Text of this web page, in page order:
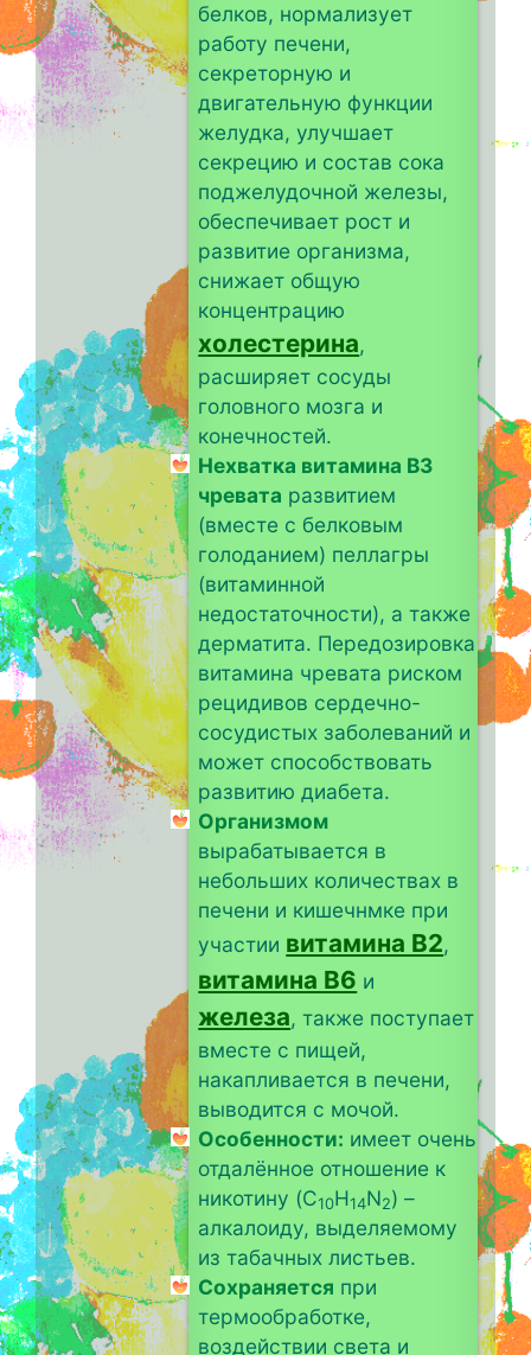
белков, нормализует
работу печени,
секреторную и
двигательную функции
желудка, улучшает
секрецию и состав сока
поджелудочной железы,
обеспечивает рост и
развитие организма,
снижает общую
концентрацию
холестерина,
расширяет сосуды
головного мозга и
конечностей.
Нехватка витамина B3
чревата развитием
(вместе с белковым
голоданием) пеллагры
(витаминной
недостаточности), а также
дерматита. Передозировка
витамина чревата риском
рецидивов сердечно-
сосудистых заболеваний и
может способствовать
развитию диабета.
Организмом
вырабатывается в
небольших количествах в
печени и кишечнмке при
участии витамина B2,
витамина B6 и
железа, также поступает
вместе с пищей,
накапливается в печени,
выводится с мочой.
Особенности: имеет очень
отдалённое отношение к
никотину (C10H14N2) –
алкалоиду, выделяемому
из табачных листьев.
Сохраняется при
термообработке,
воздействии света и